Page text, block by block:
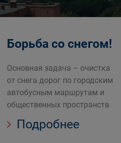
Борьба со снегом!
Основная задача – очистка
от снега дорог по городским
автобусным маршрутам и
общественных пространств
Подробнее